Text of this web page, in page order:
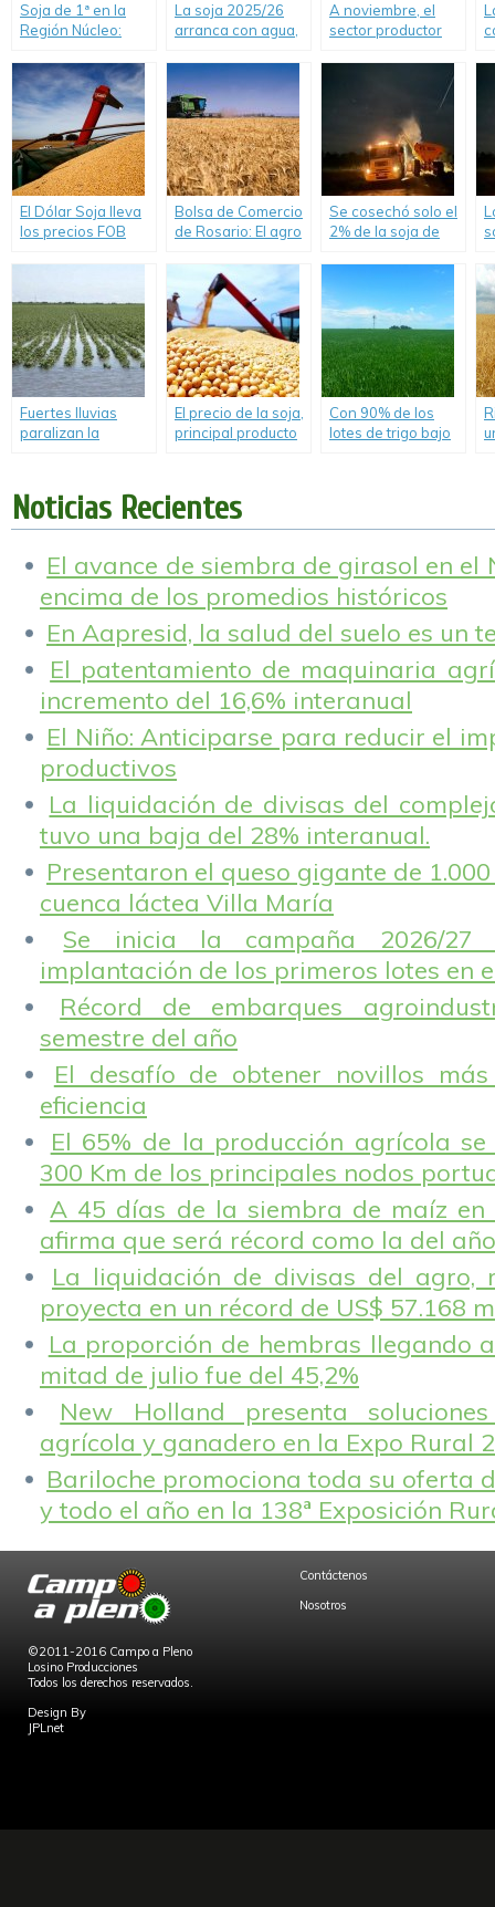
Soja de 1ª en la
Región Núcleo:
condiciones
regulares a malas.
La soja 2025/26
arranca con agua,
tecnología.
A noviembre, el
sector productor
El Dólar Soja lleva
los precios FOB
Bolsa de Comercio
de Rosario: El agro
30.800 millones en
el mercado de
cambios.
Se cosechó solo el
2% de la soja de
rindes que no
superan 40 qq/ha.
Fuertes lluvias
paralizan la
bonaerense y
agravan el
panorama en la
El precio de la soja,
principal producto
15 años.
Con 90% de los
lotes de trigo bajo
todos muy atentos
Noticias Recientes
El avance de siembra de girasol en el
encima de los promedios históricos
En Aapresid, la salud del suelo es un
El patentamiento de maquinaria
incremento del 16,6% interanual
El Niño: Anticiparse para reducir el
productivos
La liquidación de divisas del
tuvo una baja del 28% interanual.
Presentaron el queso gigante de
cuenca láctea Villa María
Se inicia la campaña 2026/
implantación de los primeros lotes en
Récord de embarques
semestre del año
El desafío de obtener novillos
eficiencia
El 65% de la producción agrícola
300 Km de los principales nodos
A 45 días de la siembra de maíz en
afirma que será récord como la del
La liquidación de divisas del agro,
proyecta en un récord de US$ 57.168
La proporción de hembras llegando
mitad de julio fue del 45,2%
New Holland presenta
agrícola y ganadero en la Expo Rural
Bariloche promociona toda su oferta
y todo el año en la 138ª Exposición
©2011-2016 Campo a Pleno
Losino Producciones
Todos los derechos reservados.
Design By
JPLnet
Contáctenos
Nosotros